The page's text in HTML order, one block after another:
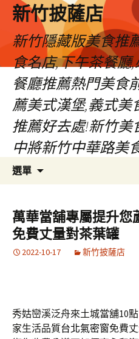
新竹披薩店
新竹隱藏版美食推
食名店,下午茶餐廳
餐廳推薦熱門美食
薦美式漢堡,義式美
推薦好去處!新竹
中將新竹中華路美
選單
要
內
容
萬華當舖專屬提升您
免費丈量對茶葉罐
2022-10-17 新竹披薩店
秀姑巒溪泛舟來土城當舖10點
家生活品質台北氣密窗免費